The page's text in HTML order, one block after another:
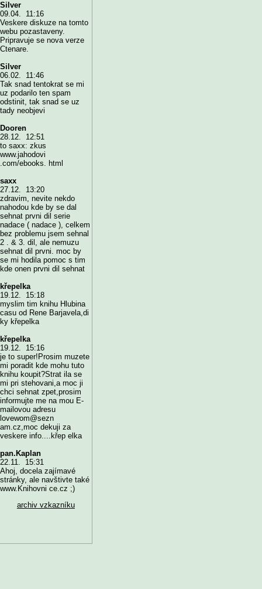
Silver
09.04. 11:16
Veskere diskuze na tomto
webu pozastaveny.
Pripravuje se nova verze
Ctenare.
Silver
06.02. 11:46
Tak snad tentokrat se mi
uz podarilo ten spam
odstinit, tak snad se uz
tady neobjevi
Dooren
28.12. 12:51
to saxx: zkus
www.jahodovi
.com/ebooks. html
saxx
27.12. 13:20
zdravim, nevite nekdo
nahodou kde by se dal
sehnat prvni dil serie
nadace ( nadace ), celkem
bez problemu jsem sehnal
2 . & 3. dil, ale nemuzu
sehnat dil prvni. moc by
se mi hodila pomoc s tim
kde onen prvni dil sehnat
křepelka
19.12. 15:18
myslim tim knihu Hlubina
casu od Rene Barjavela,di
ky křepelka
křepelka
19.12. 15:16
je to super!Prosim muzete
mi poradit kde mohu tuto
knihu koupit?Strat ila se
mi pri stehovani,a moc ji
chci sehnat zpet,prosim
informujte me na mou E-
mailovou adresu
lovewom@sezn
am.cz,moc dekuji za
veskere info....křep elka
pan.Kaplan
22.11. 15:31
Ahoj, docela zajímavé
stránky, ale navštivte také
www.Knihovni ce.cz ;)
archiv vzkazníku